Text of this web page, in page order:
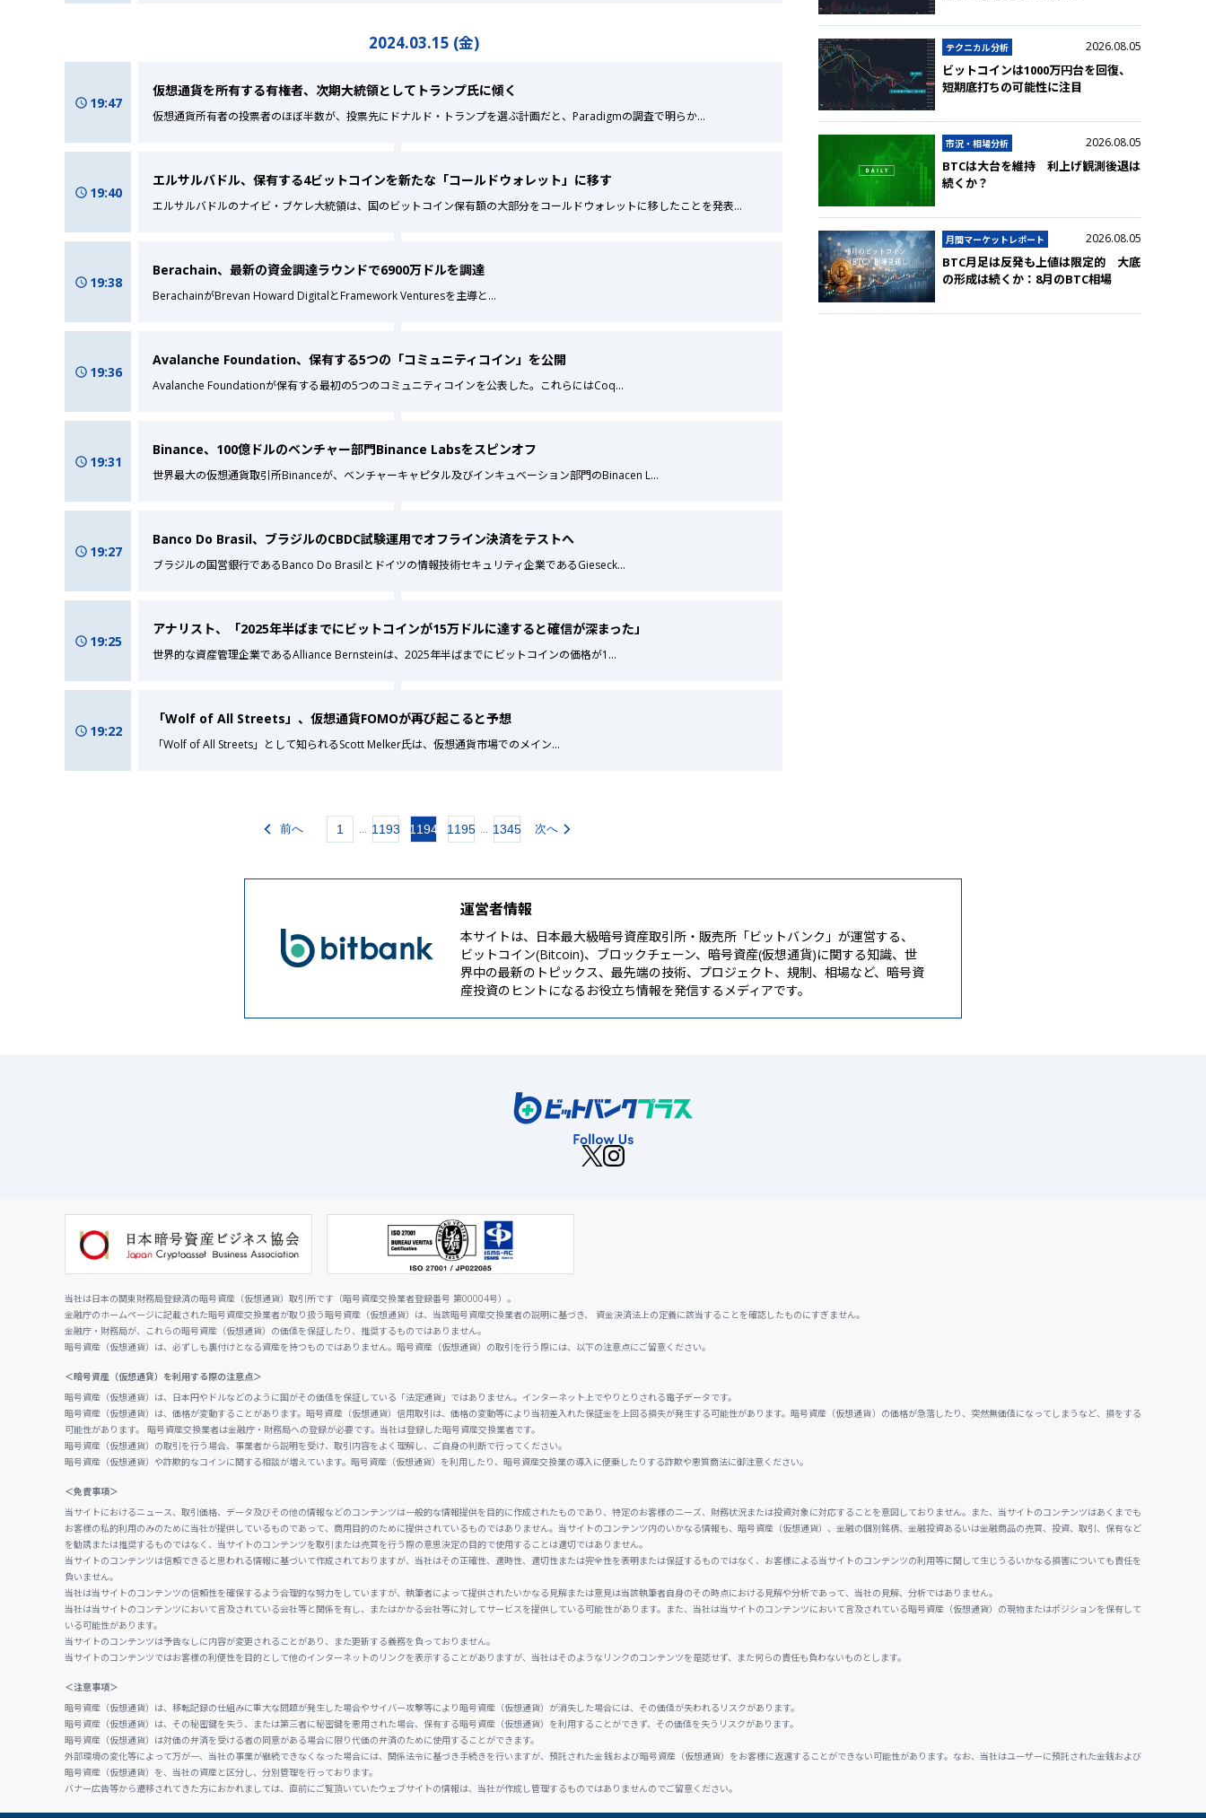
2024.03.15 (金)
19:47
仮想通貨を所有する有権者、次期大統領としてトランプ氏に傾く
仮想通貨所有者の投票者のほぼ半数が、投票先にドナルド・トランプを選ぶ計画だと、Paradigmの調査で明らか...
19:40
エルサルバドル、保有する4ビットコインを新たな「コールドウォレット」に移す
エルサルバドルのナイビ・ブケレ大統領は、国のビットコイン保有額の大部分をコールドウォレットに移したことを発表...
19:38
Berachain、最新の資金調達ラウンドで6900万ドルを調達
BerachainがBrevan Howard DigitalとFramework Venturesを主導と...
19:36
Avalanche Foundation、保有する5つの「コミュニティコイン」を公開
Avalanche Foundationが保有する最初の5つのコミュニティコインを公表した。これらにはCoq...
19:31
Binance、100億ドルのベンチャー部門Binance Labsをスピンオフ
世界最大の仮想通貨取引所Binanceが、ベンチャーキャピタル及びインキュベーション部門のBinacen L...
19:27
Banco Do Brasil、ブラジルのCBDC試験運用でオフライン決済をテストへ
ブラジルの国営銀行であるBanco Do Brasilとドイツの情報技術セキュリティ企業であるGieseck...
19:25
アナリスト、「2025年半ばまでにビットコインが15万ドルに達すると確信が深まった」
世界的な資産管理企業であるAlliance Bernsteinは、2025年半ばまでにビットコインの価格が1 ...
19:22
「Wolf of All Streets」、仮想通貨FOMOが再び起こると予想
「Wolf of All Streets」として知られるScott Melker氏は、仮想通貨市場でのメイン...
前へ 1 ... 1193 1194 1195 ... 1345 次へ
テクニカル分析 2026.08.05
ビットコインは1000万円台を回復、
短期底打ちの可能性に注目
市況・相場分析 2026.08.05
BTCは大台を維持 利上げ観測後退は
続くか？
月間マーケットレポート 2026.08.05
BTC月足は反発も上値は限定的 大底
の形成は続くか：8月のBTC相場
運営者情報
本サイトは、日本最大級暗号資産取引所・販売所「ビットバンク」が運営する、
ビットコイン(Bitcoin)、ブロックチェーン、暗号資産(仮想通貨)に関する知識、世
界中の最新のトピックス、最先端の技術、プロジェクト、規制、相場など、暗号資
産投資のヒントになるお役立ち情報を発信するメディアです。
当社は日本の関東財務局登録済の暗号資産（仮想通貨）取引所です（暗号資産交換業者登録番号 第00004号）。
金融庁のホームページに記載された暗号資産交換業者が取り扱う暗号資産（仮想通貨）は、当該暗号資産交換業者の説明に基づき、 資金決済法上の定義に該当することを確認したものにすぎません。
金融庁・財務局が、これらの暗号資産（仮想通貨）の価値を保証したり、推奨するものではありません。
暗号資産（仮想通貨）は、必ずしも裏付けとなる資産を持つものではありません。暗号資産（仮想通貨）の取引を行う際には、以下の注意点にご留意ください。
＜暗号資産（仮想通貨）を利用する際の注意点＞
暗号資産（仮想通貨）は、日本円やドルなどのように国がその価値を保証している「法定通貨」ではありません。インターネット上でやりとりされる電子データです。
暗号資産（仮想通貨）は、価格が変動することがあります。暗号資産（仮想通貨）信用取引は、価格の変動等により当初差入れた保証金を上回る損失が発生する可能性があります。暗号資産（仮想通貨）の価格が急落したり、突然無価値になってしまうなど、損をする
可能性があります。 暗号資産交換業者は金融庁・財務局への登録が必要です。当社は登録した暗号資産交換業者です。
暗号資産（仮想通貨）の取引を行う場合、事業者から説明を受け、取引内容をよく理解し、ご自身の判断で行ってください。
暗号資産（仮想通貨）や詐欺的なコインに関する相談が増えています。暗号資産（仮想通貨）を利用したり、暗号資産交換業の導入に便乗したりする詐欺や悪質商法に御注意ください。
＜免責事項＞
当サイトにおけるニュース、取引価格、データ及びその他の情報などのコンテンツは一般的な情報提供を目的に作成されたものであり、特定のお客様のニーズ、財務状況または投資対象に対応することを意図しておりません。また、当サイトのコンテンツはあくまでも
お客様の私的利用のみのために当社が提供しているものであって、商用目的のために提供されているものではありません。当サイトのコンテンツ内のいかなる情報も、暗号資産（仮想通貨）、金融の個別銘柄、金融投資あるいは金融商品の売買、投資、取引、保有など
を勧誘または推奨するものではなく、当サイトのコンテンツを取引または売買を行う際の意思決定の目的で使用することは適切ではありません。
当サイトのコンテンツは信頼できると思われる情報に基づいて作成されておりますが、当社はその正確性、適時性、適切性または完全性を表明または保証するものではなく、お客様による当サイトのコンテンツの利用等に関して生じうるいかなる損害についても責任を
負いません。
当社は当サイトのコンテンツの信頼性を確保するよう合理的な努力をしていますが、執筆者によって提供されたいかなる見解または意見は当該執筆者自身のその時点における見解や分析であって、当社の見解、分析ではありません。
当社は当サイトのコンテンツにおいて言及されている会社等と関係を有し、またはかかる会社等に対してサービスを提供している可能性があります。また、当社は当サイトのコンテンツにおいて言及されている暗号資産（仮想通貨）の現物またはポジションを保有して
いる可能性があります。
当サイトのコンテンツは予告なしに内容が変更されることがあり、また更新する義務を負っておりません。
当サイトのコンテンツではお客様の利便性を目的として他のインターネットのリンクを表示することがありますが、当社はそのようなリンクのコンテンツを是認せず、また何らの責任も負わないものとします。
＜注意事項＞
暗号資産（仮想通貨）は、移転記録の仕組みに重大な問題が発生した場合やサイバー攻撃等により暗号資産（仮想通貨）が消失した場合には、その価値が失われるリスクがあります。
暗号資産（仮想通貨）は、その秘密鍵を失う、または第三者に秘密鍵を悪用された場合、保有する暗号資産（仮想通貨）を利用することができず、その価値を失うリスクがあります。
暗号資産（仮想通貨）は対価の弁済を受ける者の同意がある場合に限り代価の弁済のために使用することができます。
外部環境の変化等によって万が一、当社の事業が継続できなくなった場合には、関係法令に基づき手続きを行いますが、預託された金銭および暗号資産（仮想通貨）をお客様に返還することができない可能性があります。なお、当社はユーザーに預託された金銭および
暗号資産（仮想通貨）を、当社の資産と区分し、分別管理を行っております。
バナー広告等から遷移されてきた方におかれましては、直前にご覧頂いていたウェブサイトの情報は、当社が作成し管理するものではありませんのでご留意ください。